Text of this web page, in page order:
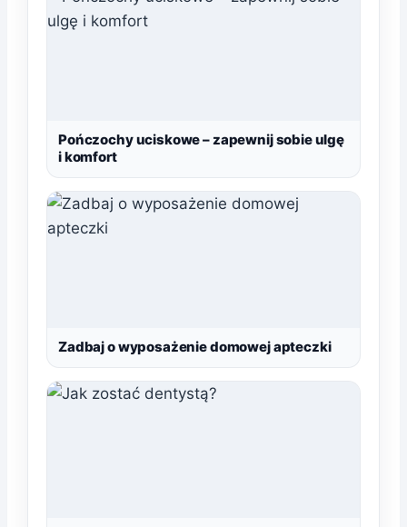
Pończochy uciskowe – zapewnij sobie ulgę
i komfort
Zadbaj o wyposażenie domowej apteczki